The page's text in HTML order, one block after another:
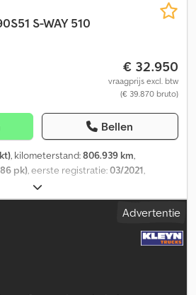
S-WAY 510
€ 32.950
vraagprijs excl. btw
(€ 39.870 bruto)
Bellen
, kilometerstand:806.939 km,
pk), eerste registratie:03/2021,
retarder, kleur:overig,
, soort overbrenging:
Euro 6,
, totale breedte:
Advertentie